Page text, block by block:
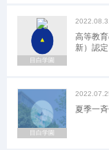
高等教
新）認定
目白学園
夏季一
目白学園